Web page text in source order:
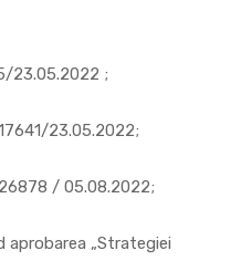
23.05.2022 ;
23.05.2022;
/ 05.08.2022;
aprobarea „Strategiei